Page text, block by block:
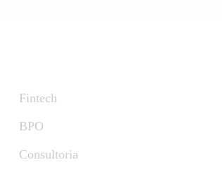
Fintech
BPO
Consultoria